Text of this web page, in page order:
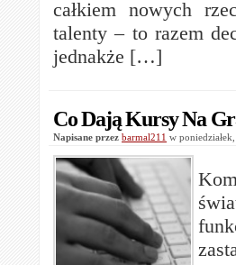
całkiem nowych
talenty – to razem
jednakże […]
Co Dają Kursy Na
Napisane przez barmal211 w